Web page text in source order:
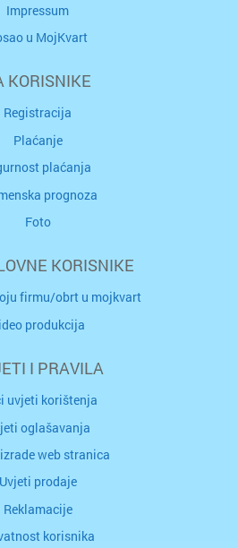
Impressum
u MojKvart
KORISNIKE
Registracija
Plaćanje
plaćanja
prognoza
Foto
KORISNIKE
firmu/obrt u mojkvart
produkcija
I PRAVILA
uvjeti korištenja
oglašavanja
web stranica
Uvjeti prodaje
Reklamacije
korisnika